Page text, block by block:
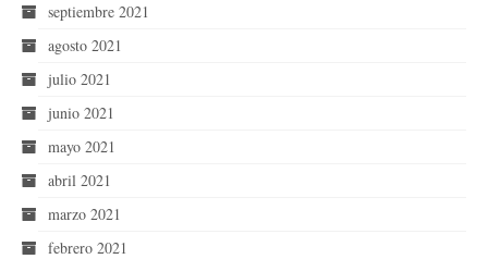
septiembre 2021
agosto 2021
julio 2021
junio 2021
mayo 2021
abril 2021
marzo 2021
febrero 2021